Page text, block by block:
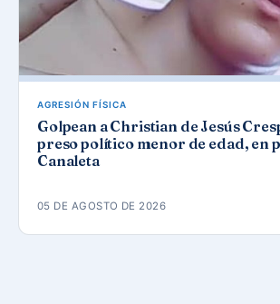
AGRESIÓN FÍSICA
Golpean a Christian de Jesús
preso político menor de edad, en
Canaleta
05 DE AGOSTO DE 2026